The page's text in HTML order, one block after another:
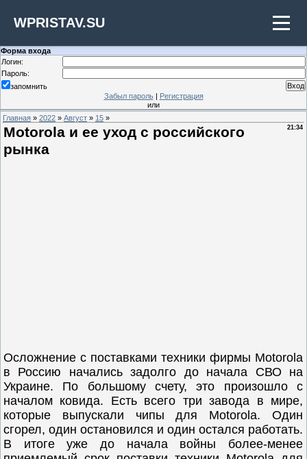
WPRISTAV.SU
Форма входа
Логин:
Пароль:
запомнить
Забыл пароль| Регистрация
или
Главная » 2022 » Август » 15 »
21:34
Motorola и ее уход с российского
рынка
Осложнение с поставками техники фирмы Motorola
в Россию начались задолго до начала СВО на
Украине. По большому счету, это произошло с
началом ковида. Есть всего три завода в мире,
которые выпускали чипы для Motorola. Один
сгорел, один остановился и один остался работать.
В итоге уже до начала войны более-менее